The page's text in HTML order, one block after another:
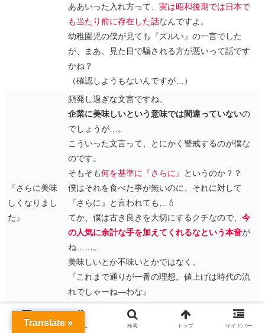
ああいった入れ方って、実は昭和後期では日本で
も当たり前に存在した話なんですよ。
幼稚園児の僕が見ても『ズルい』の一言でした
が、まあ、見た目で騙される方が悪いって話です
かね？
（確認しようもないんですが…）
『さらに美味
しくなりまし
た』
頻発し過ぎな文言ですね。
企業に美味しいという意味では間違っていないの
でしょうが…。
こういった文言って、とにかく警戒するのが僕な
のです。
そもそも何を基準に『さらに』
というのか？？
僕はそれを食べた事が無いのに、それに対して
『さらに』と言われても…💧
てか、僕は古き良きを大切にするクチなので、 今
の人気に余計な手を加えてくれるなという本音が
ね……。
美味しいとか不味いとかではなく、
『これまで通りが一番の理想。値上げは時代の流
れでしゃーね―わな』
ってカンジなわけで…。
おそらくは従来のセブンイレブンの営業時間を指
メニュー ホーム 検索 トップ サイドバー
Translate »